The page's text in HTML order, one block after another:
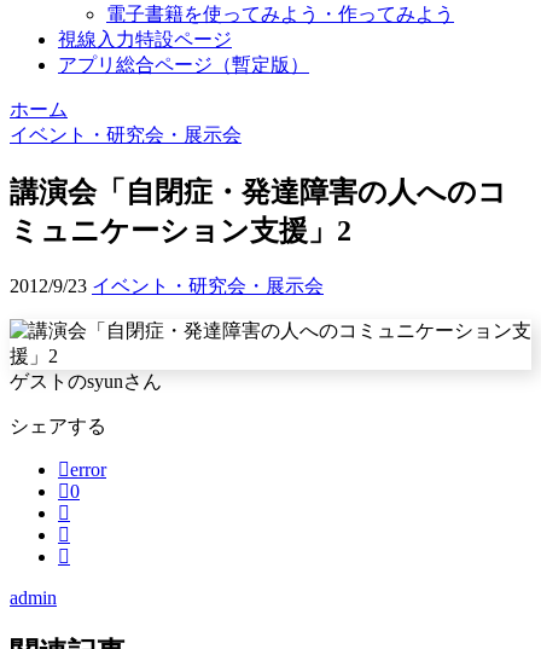
電子書籍を使ってみよう・作ってみよう
視線入力特設ページ
アプリ総合ページ（暫定版）
ホーム
イベント・研究会・展示会
講演会「自閉症・発達障害の人へのコ
ミュニケーション支援」2
2012/9/23 イベント・研究会・展示会
ゲストのsyunさん
シェアする
error
0
admin